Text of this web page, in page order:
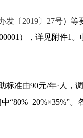
发〔2019〕27号）等
），详见附件1
准由90元/年·人，
“80%+20%×35%”